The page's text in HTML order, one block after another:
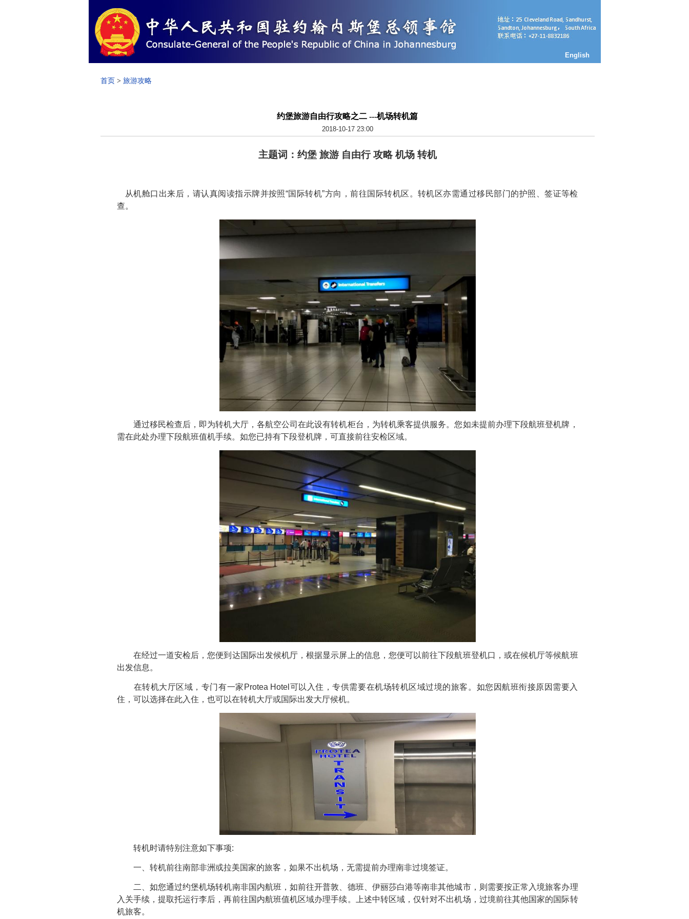
English
首页 > 旅游攻略
约堡旅游自由行攻略之二 ---机场转机篇
2018-10-17 23:00
主题词： 约堡 旅游 自由行 攻略 机场 转机
从机舱口出来后，请认真阅读指示牌并按照“国际转机”方向，前往国际转机区。转机区亦需通过移民部门的护照、签证等检
查。
通过移民检查后，即为转机大厅，各航空公司在此设有转机柜台，为转机乘客提供服务。您如未提前办理下段航班登机牌，
需在此处办理下段航班值机手续。如您已持有下段登机牌，可直接前往安检区域。
在经过一道安检后，您便到达国际出发候机厅，根据显示屏上的信息，您便可以前往下段航班登机口，或在候机厅等候航班
出发信息。
在转机大厅区域，专门有一家Protea Hotel可以入住，专供需要在机场转机区域过境的旅客。如您因航班衔接原因需要入
住，可以选择在此入住，也可以在转机大厅或国际出发大厅候机。
转机时请特别注意如下事项:
一、转机前往南部非洲或拉美国家的旅客，如果不出机场，无需提前办理南非过境签证。
二、如您通过约堡机场转机南非国内航班，如前往开普敦、德班、伊丽莎白港等南非其他城市，则需要按正常入境旅客办理
入关手续，提取托运行李后，再前往国内航班值机区域办理手续。上述中转区域，仅针对不出机场，过境前往其他国家的国际转
机旅客。